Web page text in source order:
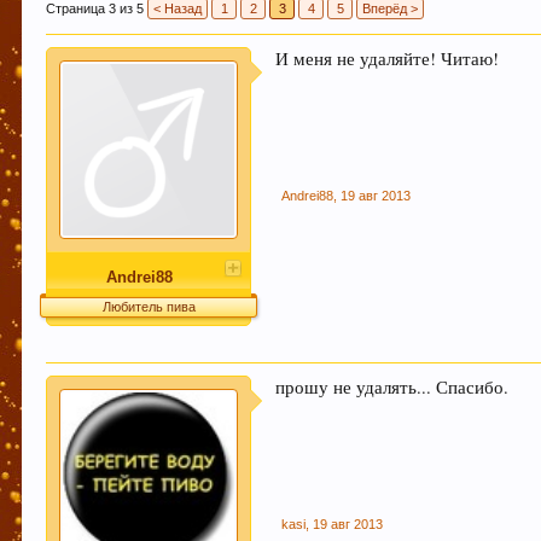
Если Вам нравится наш сайт, форум и
:) Спасибо!
При приеме пива у мужчин выделяется гормон
независимо от того, любит ли мужчина напитки
Пиво богато антиоксидантами, которые
Пиво содержит витамин В, который помогает
Страница 3 из 5 < Назад 1 2 3 4 5 Вперёд >
Andrei88
Любитель пива
И меня не удаляйте! Читаю!
Andrei88 19 авг 2013
прошу не удалять... Спасибо.
kasi 19 авг 2013